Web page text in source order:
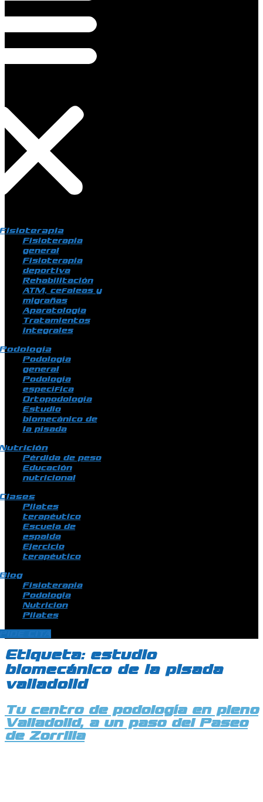
Fisioterapia
general
Fisioterapia
deportiva
Rehabilitación
ATM, cefaleas y
migrañas
Aparatología
Tratamientos
integrales
Podología
general
Podología
específica
Ortopodología
Estudio
biomecánico de
la pisada
Pérdida de peso
Educación
nutricional
Pilates
terapéutico
Escuela de
espalda
Ejercicio
terapéutico
Fisioterapia
Podologia
Nutricion
Pilates
Etiqueta: estudio
biomecánico de la pisada
valladolid
Tu centro de podología en pleno
Valladolid, a un paso del Paseo
de Zorrilla